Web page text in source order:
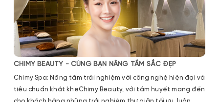
CHIMY BEAUTY - CÙNG BẠN NÂNG TẦM SẮC ĐẸP
Chimy Spa: Nâng tầm trải nghiệm với công nghệ hiện đại và
tiêu chuẩn khắt kheChimy Beauty, với tâm huyết mang đến